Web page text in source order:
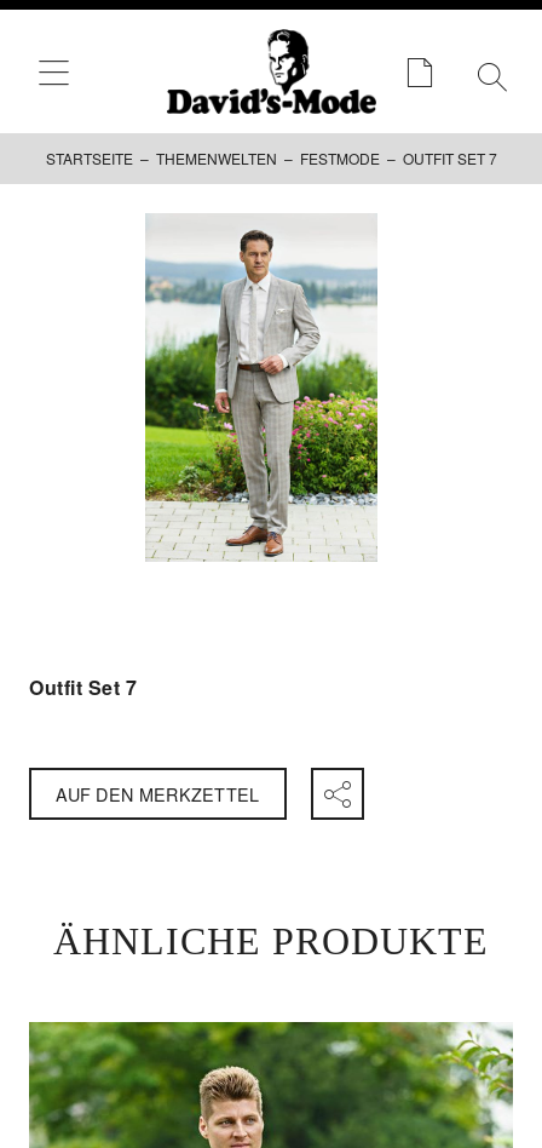
STARTSEITE – THEMENWELTEN – FESTMODE – OUTFIT SET 7
Outfit Set 7
AUF DEN MERKZETTEL
ÄHNLICHE PRODUKTE